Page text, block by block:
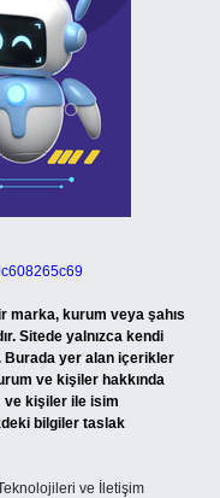
marka, kurum veya şahıs
Sitede yalnızca kendi
Burada yer alan içerikler
ve kişiler hakkında
ve kişiler ile isim
bilgiler taslak
ve İletişim